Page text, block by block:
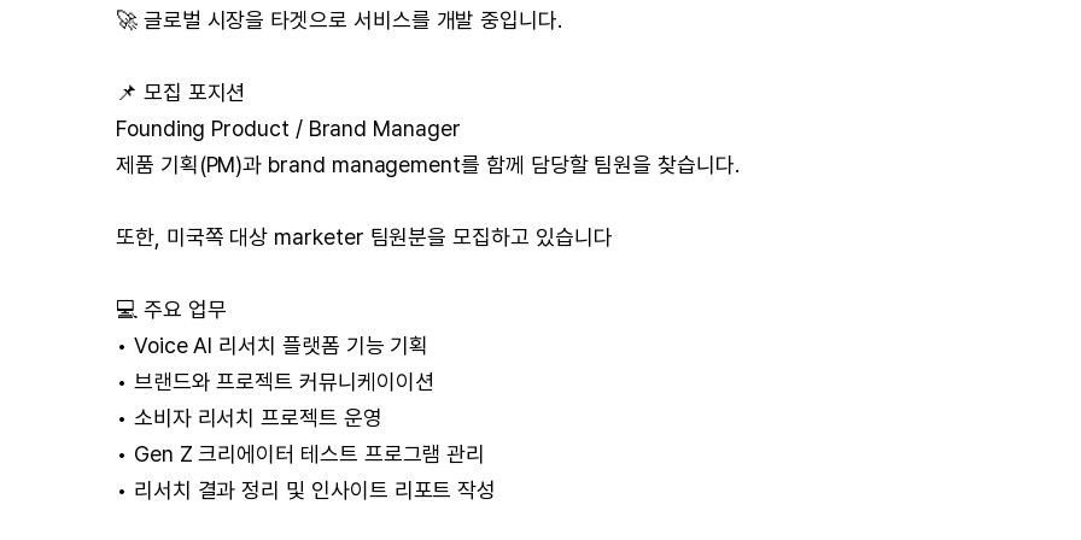
🚀 글로벌 시장을 타겟으로 서비스를 개발 중입니다.
📌 모집 포지션
Founding Product / Brand Manager
제품 기획(PM)과 brand management를 함께 담당할 팀원을 찾습니다.
또한, 미국쪽 대상 marketer 팀원분을 모집하고 있습니다
💻 주요 업무
• Voice AI 리서치 플랫폼 기능 기획
• 브랜드와 프로젝트 커뮤니케이이션
• 소비자 리서치 프로젝트 운영
• Gen Z 크리에이터 테스트 프로그램 관리
• 리서치 결과 정리 및 인사이트 리포트 작성